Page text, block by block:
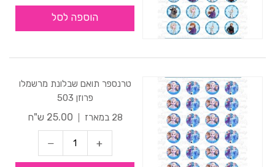
הוספה לסל
טרנספר תואם שבלונת מרשמלו
פרוזן 503
28 במארז
25.00 ש"ח